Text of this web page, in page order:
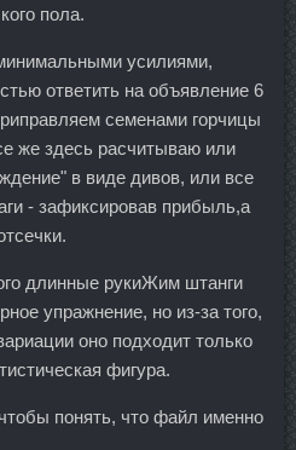
пола.
усилиями,
ответить на объявление 6
семенами горчицы
же здесь расчитываю или
в виде дивов, или все
- зафиксировав прибыль,а
длинные рукиЖим штанги
упражнение, но из-за того,
оно подходит только
фигура.
понять, что файл именно